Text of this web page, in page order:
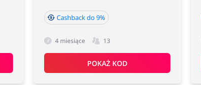
Cashback do 9%
4 miesiące 13
POKAŻ KOD